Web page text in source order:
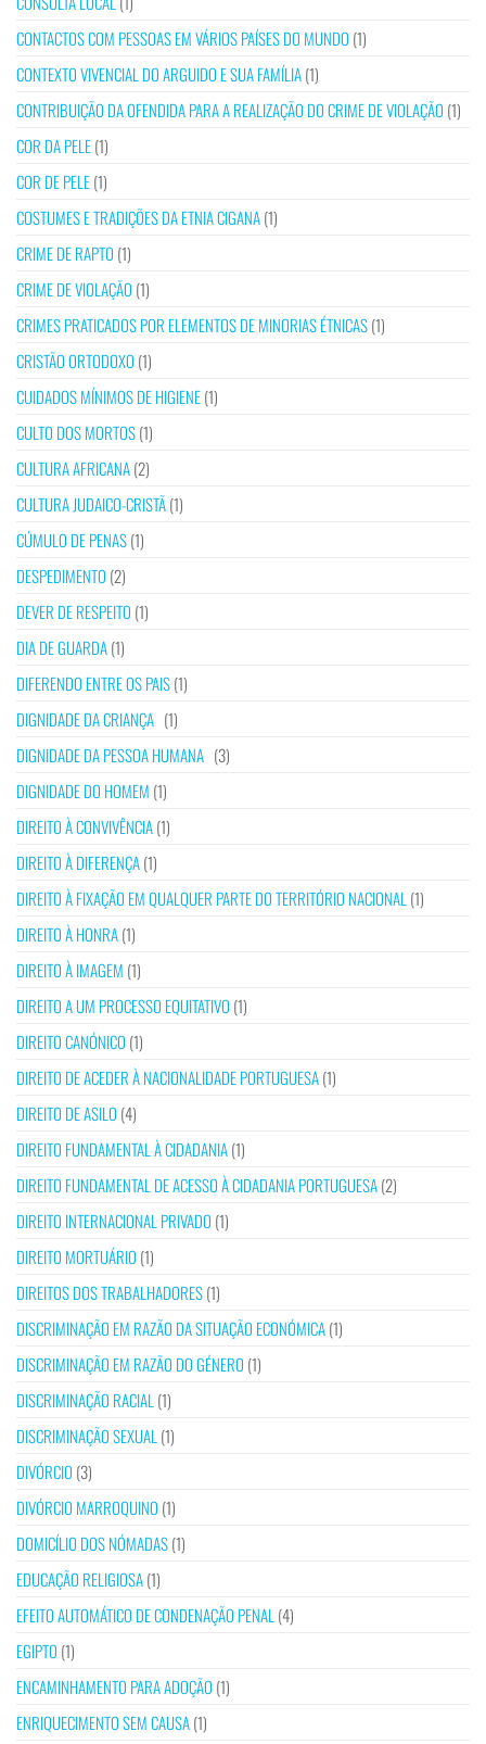
CONTACTOS COM PESSOAS EM VÁRIOS PAÍSES DO MUNDO (1)
CONTEXTO VIVENCIAL DO ARGUIDO E SUA FAMÍLIA(1)
CONTRIBUIÇÃO DA OFENDIDA PARA A REALIZAÇÃO DO CRIME DE VIOLAÇÃO (1)
COR DA PELE(1)
COR DE PELE(1)
COSTUMES E TRADIÇÕES DA ETNIA CIGANA(1)
CRIME DE RAPTO (1)
CRIME DE VIOLAÇÃO (1)
CRIMES PRATICADOS POR ELEMENTOS DE MINORIAS ÉTNICAS(1)
CRISTÃO ORTODOXO (1)
CUIDADOS MÍNIMOS DE HIGIENE(1)
CULTO DOS MORTOS(1)
CULTURA AFRICANA(2)
CULTURA JUDAICO-CRISTÃ(1)
CÚMULO DE PENAS(1)
DESPEDIMENTO (2)
DEVER DE RESPEITO (1)
DIA DE GUARDA(1)
DIFERENDO ENTRE OS PAIS(1)
DIGNIDADE DA CRIANÇA (1)
DIGNIDADE DA PESSOA HUMANA (3)
DIGNIDADE DO HOMEM (1)
DIREITO À CONVIVÊNCIA(1)
DIREITO À DIFERENÇA(1)
DIREITO À FIXAÇÃO EM QUALQUER PARTE DO TERRITÓRIO NACIONAL (1)
DIREITO À HONRA(1)
DIREITO À IMAGEM (1)
DIREITO A UM PROCESSO EQUITATIVO (1)
DIREITO CANÓNICO (1)
DIREITO DE ACEDER À NACIONALIDADE PORTUGUESA(1)
DIREITO DE ASILO (4)
DIREITO FUNDAMENTAL À CIDADANIA(1)
DIREITO FUNDAMENTAL DE ACESSO À CIDADANIA PORTUGUESA(2)
DIREITO INTERNACIONAL PRIVADO (1)
DIREITO MORTUÁRIO (1)
DIREITOS DOS TRABALHADORES(1)
DISCRIMINAÇÃO EM RAZÃO DA SITUAÇÃO ECONÓMICA(1)
DISCRIMINAÇÃO EM RAZÃO DO GÉNERO (1)
DISCRIMINAÇÃO RACIAL (1)
DISCRIMINAÇÃO SEXUAL (1)
DIVÓRCIO (3)
DIVÓRCIO MARROQUINO (1)
DOMICÍLIO DOS NÓMADAS(1)
EDUCAÇÃO RELIGIOSA(1)
EFEITO AUTOMÁTICO DE CONDENAÇÃO PENAL (4)
EGIPTO (1)
ENCAMINHAMENTO PARA ADOÇÃO (1)
ENRIQUECIMENTO SEM CAUSA(1)